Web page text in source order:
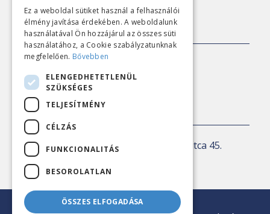
SAJTÓKAPCSOLAT
E-mail:
KAPCSOLAT
Levelezési cím:1143 Budapest, Ilka utca 45.
E-mail:iroda@nezopont.hu
Ez a weboldal sütiket használ a felhasználói
élmény javítása érdekében. A weboldalunk
használatával Ön hozzájárul az összes süti
használatához, a Cookie szabályzatunknak
megfelelően. Bővebben
ELENGEDHETETLENÜL
SZÜKSÉGES
TELJESÍTMÉNY
CÉLZÁS
FUNKCIONALITÁS
BESOROLATLAN
ÖSSZES ELFOGADÁSA